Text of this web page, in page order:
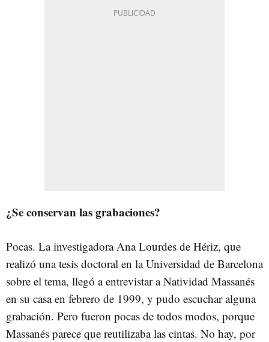
¿Se conservan las grabaciones?
Pocas. La investigadora Ana Lourdes de Hériz, que
realizó una tesis doctoral en la Universidad de Barcelona
sobre el tema, llegó a entrevistar a Natividad Massanés
en su casa en febrero de 1999, y pudo escuchar alguna
grabación. Pero fueron pocas de todos modos, porque
Massanés parece que reutilizaba las cintas. No hay, por